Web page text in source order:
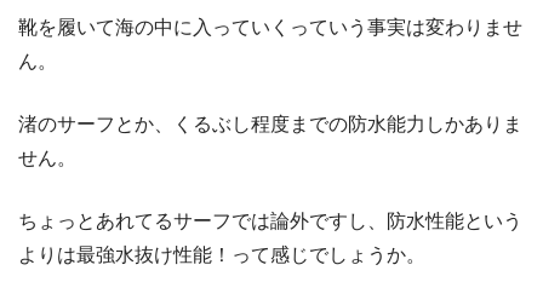
靴を履いて海の中に入っていくっていう事実は変わりませ
ん。
渚のサーフとか、くるぶし程度までの防水能力しかありま
せん。
ちょっとあれてるサーフでは論外ですし、防水性能という
よりは最強水抜け性能！って感じでしょうか。